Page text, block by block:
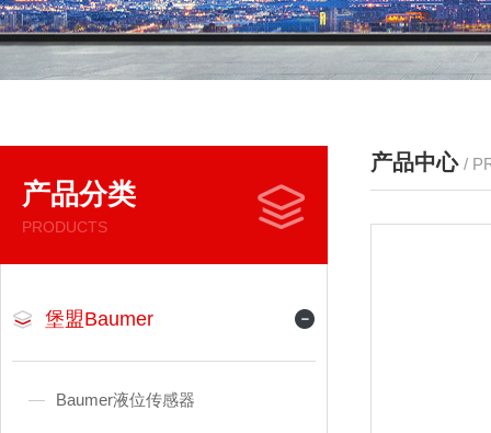
产品分类
PRODUCTS
堡盟Baumer
Baumer液位传感器
产品中心 /